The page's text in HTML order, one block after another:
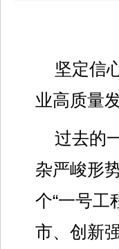
坚定信
业高质量
过去的
杂严峻形
个“一号工
市、创新